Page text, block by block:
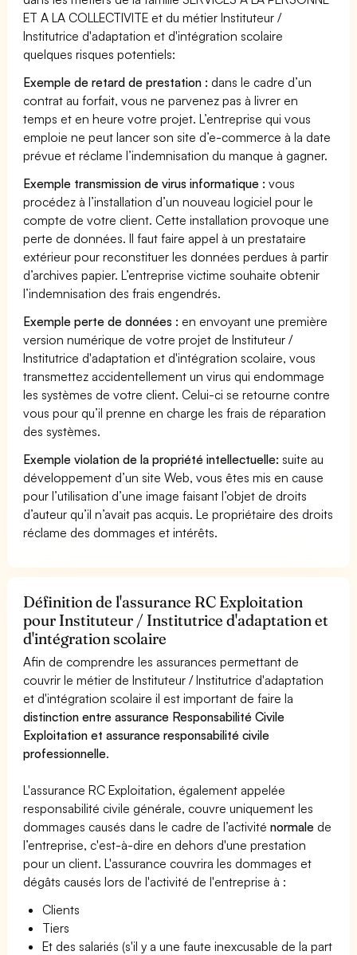
ET A LA COLLECTIVITE et du métier Instituteur /
Institutrice d'adaptation et d'intégration scolaire
quelques risques potentiels:
Exemple de retard de prestation : dans le cadre d’un
contrat au forfait, vous ne parvenez pas à livrer en
temps et en heure votre projet. L’entreprise qui vous
emploie ne peut lancer son site d’e-commerce à la date
prévue et réclame l’indemnisation du manque à gagner.
Exemple transmission de virus informatique : vous
procédez à l’installation d’un nouveau logiciel pour le
compte de votre client. Cette installation provoque une
perte de données. Il faut faire appel à un prestataire
extérieur pour reconstituer les données perdues à partir
d’archives papier. L’entreprise victime souhaite obtenir
l’indemnisation des frais engendrés.
Exemple perte de données : en envoyant une première
version numérique de votre projet de Instituteur /
Institutrice d'adaptation et d'intégration scolaire, vous
transmettez accidentellement un virus qui endommage
les systèmes de votre client. Celui-ci se retourne contre
vous pour qu’il prenne en charge les frais de réparation
des systèmes.
Exemple violation de la propriété intellectuelle: suite au
développement d’un site Web, vous êtes mis en cause
pour l’utilisation d’une image faisant l’objet de droits
d’auteur qu’il n’avait pas acquis. Le propriétaire des droits
réclame des dommages et intérêts.
Définition de l'assurance RC Exploitation
pour Instituteur / Institutrice d'adaptation et
d'intégration scolaire
Afin de comprendre les assurances permettant de
couvrir le métier de Instituteur / Institutrice d'adaptation
et d'intégration scolaire il est important de faire la
distinction entre assurance Responsabilité Civile
Exploitation et assurance responsabilité civile
professionnelle.
L'assurance RC Exploitation, également appelée
responsabilité civile générale, couvre uniquement les
dommages causés dans le cadre de l’activiténormale de
l’entreprise, c'est-à-dire en dehors d'une prestation
pour un client. L'assurance couvrira les dommages et
dégâts causés lors de l'activité de l'entreprise à :
Clients
Tiers
Et des salariés (s'il y a une faute inexcusable de la part